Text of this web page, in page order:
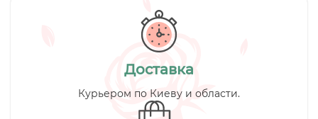
Доставка
Курьером по Киеву и области.